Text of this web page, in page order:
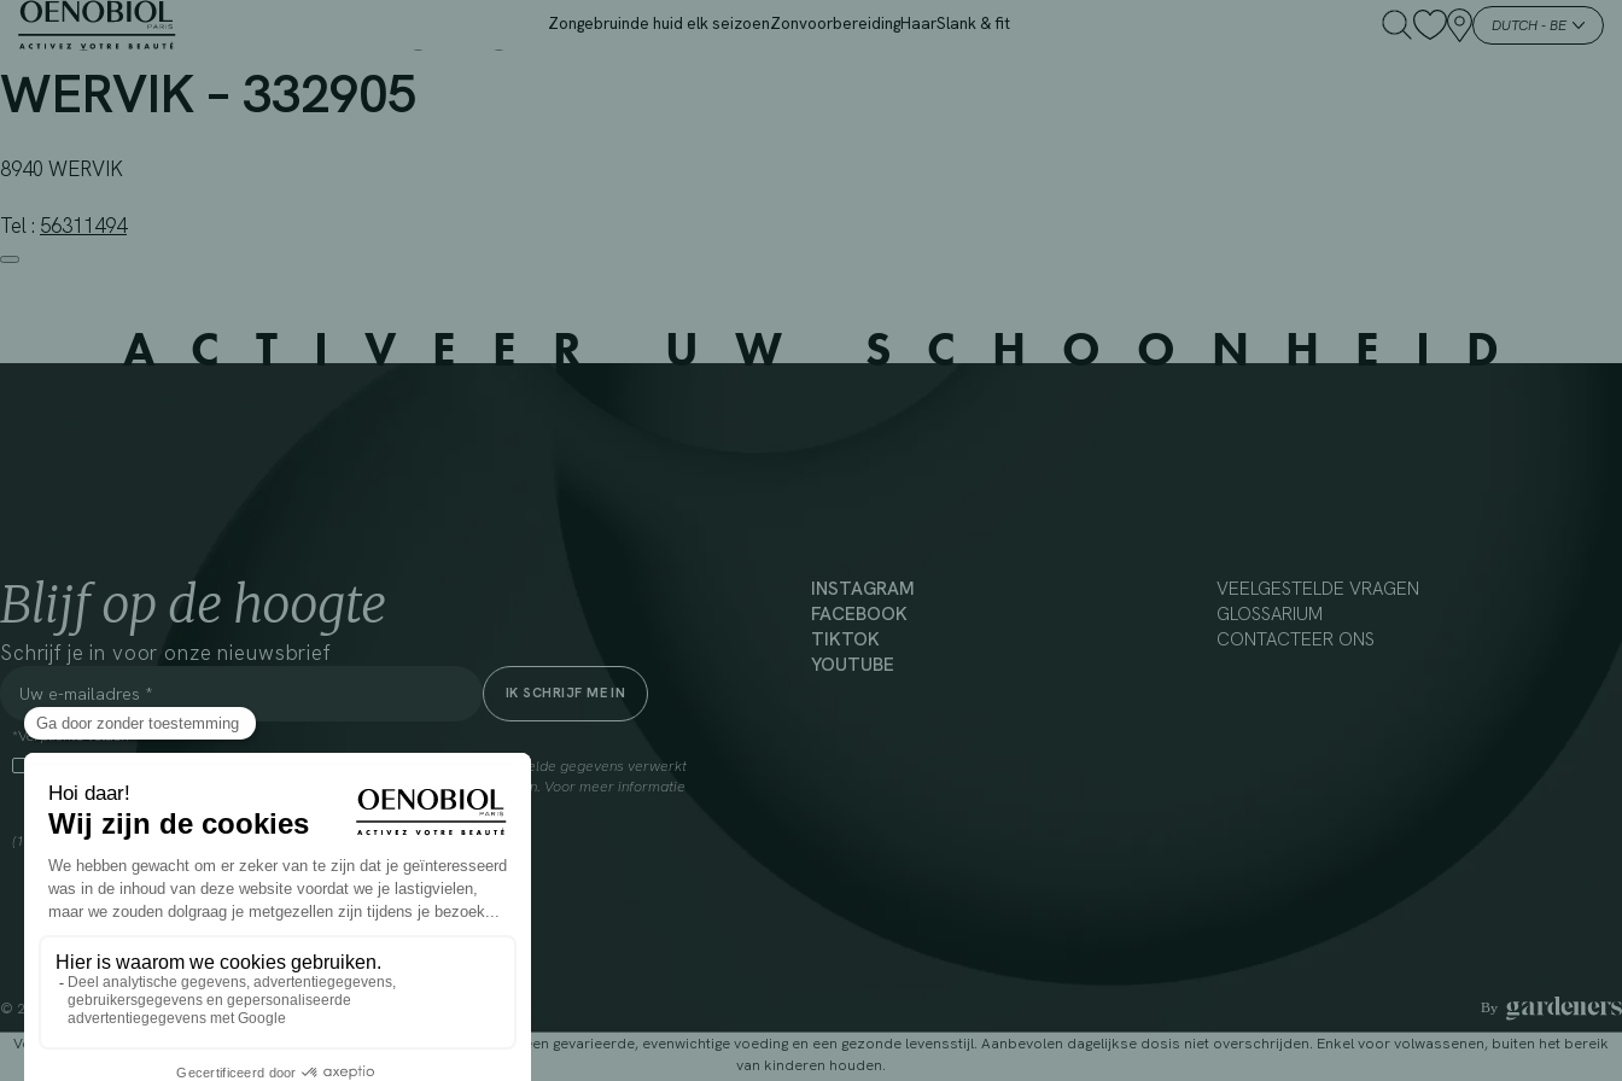
Skip
Zongebruinde huid elk seizoenZonvoorbereidingHaarSlank & fit DUTCH - BE
APOTHEEK DELEU ROBERT – WERVIK – 332905 – WERVIK – –
WERVIK – 332905
8940 WERVIK
Tel : 56311494
ACTIVEER UW SCHOONHEID
Blijf op de hoogte
Schrijf je in voor onze nieuwsbrief
*Verplichte velden
Door dit vakje aan te vinken, ga ik ermee akkoord dat Cooper(1) de verzamelde gegevens verwerkt
om mij commerciële informatie te sturen over zijn producten en aanbiedingen. Voor meer informatie
over het beheer van uw gegevens en uw rechten, klikhier
(1) Coopération pharmaceutique Française, RCS Melun 399 227 636
INSTAGRAM
FACEBOOK
TIKTOK
YOUTUBE
VEELGESTELDE VRAGEN
GLOSSARIUM
CONTACTEER ONS
© 2024 OENOBIOL PARIS
Voedingssupplement dat moet worden geconsumeerd als onderdeel van een gevarieerde, evenwichtige voeding en een gezonde levensstijl. Aanbevolen dagelijkse dosis niet overschrijden. Enkel voor volwassenen, buiten het bereik
van kinderen houden.